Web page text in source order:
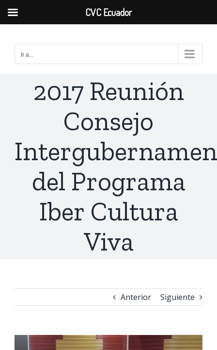
contenido
Ir a...
2017 Reunión
Consejo
del Programa
Iber Cultura
Viva
Anterior Siguiente
CVC Ecuador